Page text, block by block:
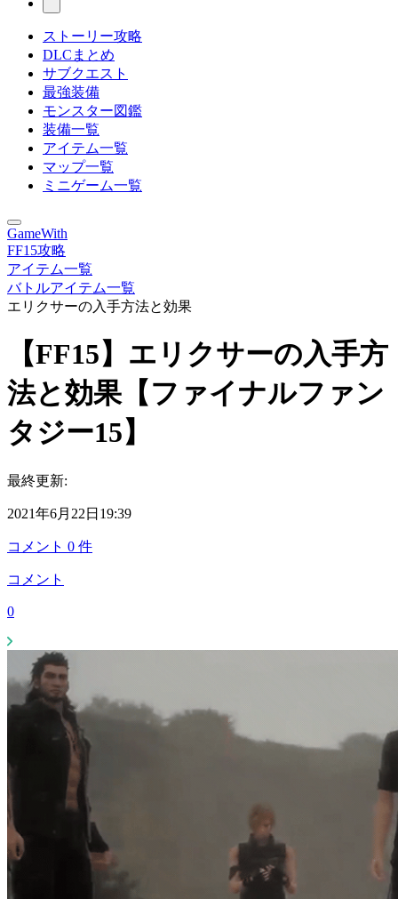
ストーリー攻略
DLCまとめ
サブクエスト
最強装備
モンスター図鑑
装備一覧
アイテム一覧
マップ一覧
ミニゲーム一覧
GameWith
FF15攻略
アイテム一覧
バトルアイテム一覧
エリクサーの入手方法と効果
【FF15】エリクサーの入手方
法と効果【ファイナルファン
タジー15】
最終更新:
2021年6月22日19:39
コメント 0 件
コメント
0